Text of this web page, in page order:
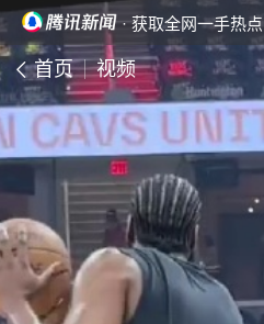
· 获取全网一手热点
首页 视频